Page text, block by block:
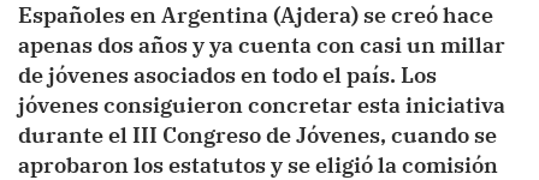
Españoles en Argentina (Ajdera) se creó hace
apenas dos años y ya cuenta con casi un millar
de jóvenes asociados en todo el país. Los
jóvenes consiguieron concretar esta iniciativa
durante el III Congreso de Jóvenes, cuando se
aprobaron los estatutos y se eligió la comisión